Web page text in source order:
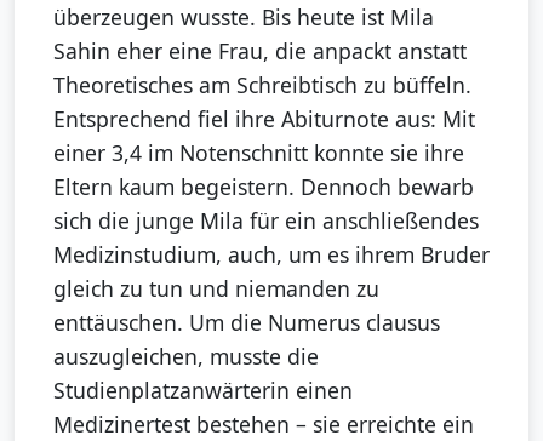
überzeugen wusste. Bis heute ist Mila
Sahin eher eine Frau, die anpackt anstatt
Theoretisches am Schreibtisch zu büffeln.
Entsprechend fiel ihre Abiturnote aus: Mit
einer 3,4 im Notenschnitt konnte sie ihre
Eltern kaum begeistern. Dennoch bewarb
sich die junge Mila für ein anschließendes
Medizinstudium, auch, um es ihrem Bruder
gleich zu tun und niemanden zu
enttäuschen. Um die Numerus clausus
auszugleichen, musste die
Studienplatzanwärterin einen
Medizinertest bestehen – sie erreichte ein